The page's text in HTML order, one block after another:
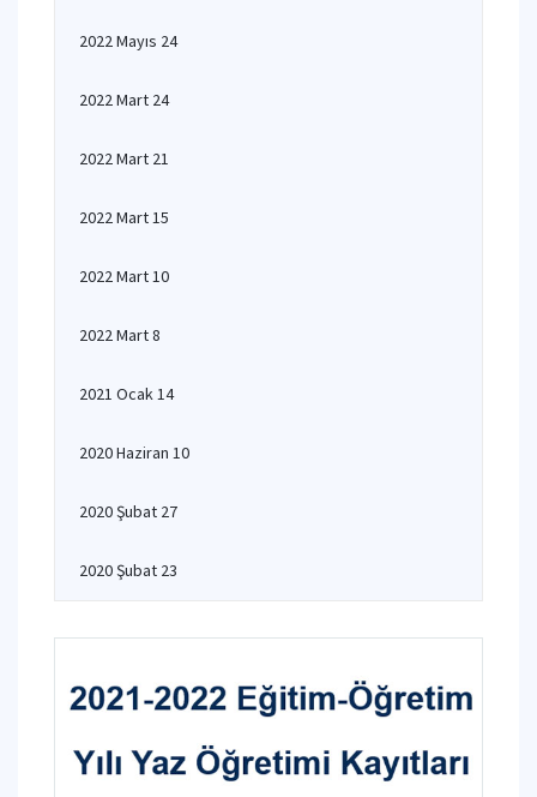
2022 Mayıs 24
2022 Mart 24
2022 Mart 21
2022 Mart 15
2022 Mart 10
2022 Mart 8
2021 Ocak 14
2020 Haziran 10
2020 Şubat 27
2020 Şubat 23